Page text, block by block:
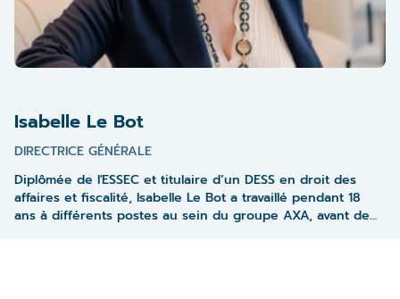
Isabelle Le Bot
DIRECTRICE GÉNÉRALE
Diplômée de l'ESSEC et titulaire d’un DESS en droit des
affaires et fiscalité, Isabelle Le Bot a travaillé pendant 18
ans à différents postes au sein du groupe AXA, avant de